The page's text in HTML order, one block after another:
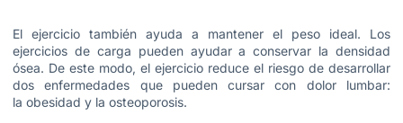
El ejercicio también ayuda a mantener el peso ideal. Los
ejercicios de carga pueden ayudar a conservar la densidad
ósea. De este modo, el ejercicio reduce el riesgo de desarrollar
dos enfermedades que pueden cursar con dolor lumbar:
la obesidad y la osteoporosis.